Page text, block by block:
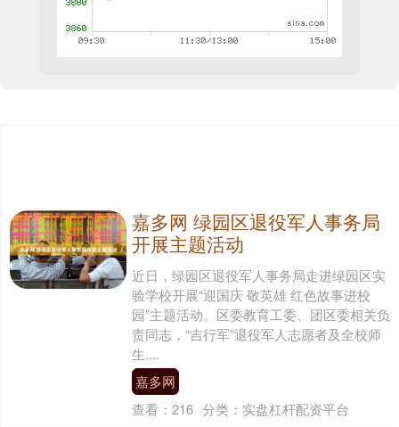
嘉多网 绿园区退役军人事务局
开展主题活动
近日，绿园区退役军人事务局走进绿园区实
验学校开展“迎国庆 敬英雄 红色故事进校
园”主题活动。区委教育工委、团区委相关负
责同志，“吉行军”退役军人志愿者及全校师
生....
嘉多网
查看： 216 分类： 实盘杠杆配资平台